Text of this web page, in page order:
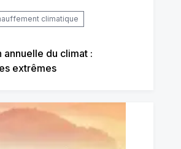
climatique
annuelle du climat :
extrêmes